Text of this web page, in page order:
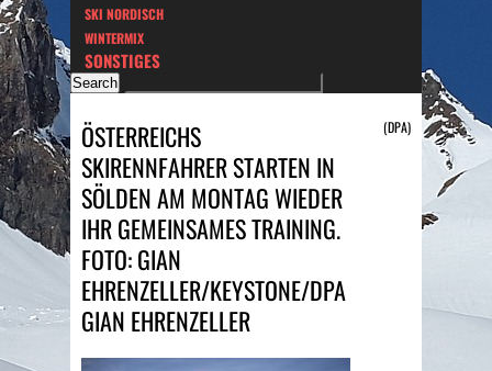
SKI NORDISCH
WINTERMIX
SONSTIGES
ÖSTERREICHS
SKIRENNFAHRER STARTEN IN
SÖLDEN AM MONTAG WIEDER
IHR GEMEINSAMES TRAINING.
FOTO: GIAN
EHRENZELLER/KEYSTONE/DPA
GIAN EHRENZELLER
(DPA)